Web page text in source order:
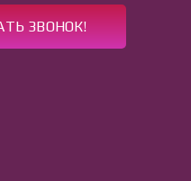
ЗВОНОК!